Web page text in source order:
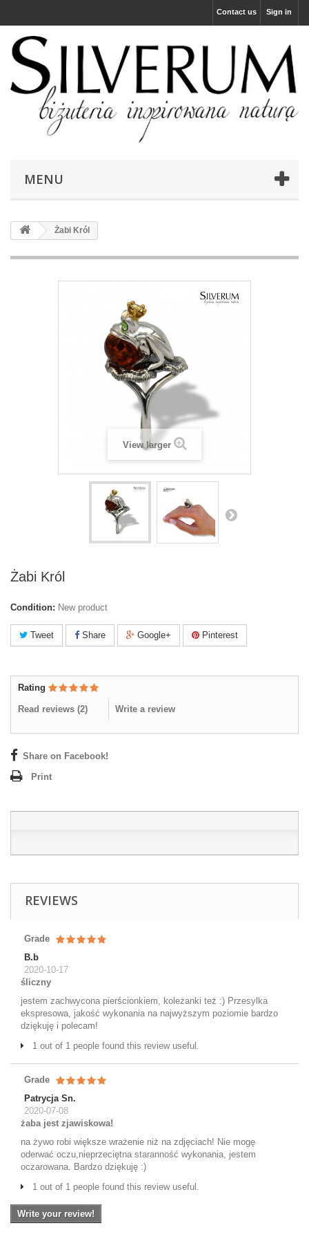
Sign in
Contact us
MENU
Żabi Król
View larger
Żabi Król
Condition: New product
Tweet Share Google+ Pinterest
Rating
Read reviews (2) Write a review
Share on Facebook!
Print
REVIEWS
Grade
B.b
2020-10-17
śliczny
jestem zachwycona pierścionkiem, koleżanki też :) Przesylka
ekspresowa, jakość wykonania na najwyższym poziomie bardzo
dziękuję i polecam!
1 out of 1 people found this review useful.
Grade
Patrycja Sn.
2020-07-08
żaba jest zjawiskowa!
na żywo robi większe wrażenie niż na zdjęciach! Nie mogę
oderwać oczu,nieprzeciętna staranność wykonania, jestem
oczarowana. Bardzo dziękuję :)
1 out of 1 people found this review useful.
Write your review!